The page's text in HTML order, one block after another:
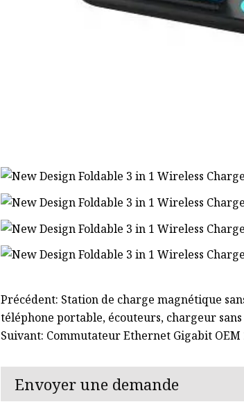
Précédent: Station de charge magnétique
téléphone portable, écouteurs, chargeur
Suivant: Commutateur Ethernet Gigabit OEM
Envoyer une demande